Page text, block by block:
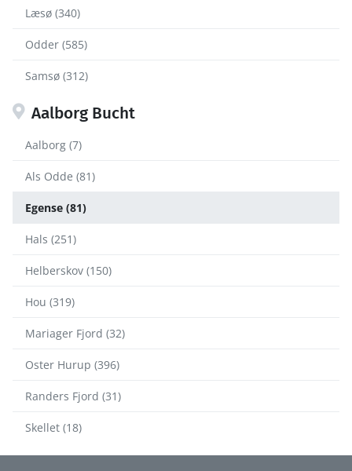
Læsø (340)
Odder (585)
Samsø (312)
Aalborg Bucht
Aalborg (7)
Als Odde (81)
Egense (81)
Hals (251)
Helberskov (150)
Hou (319)
Mariager Fjord (32)
Oster Hurup (396)
Randers Fjord (31)
Skellet (18)